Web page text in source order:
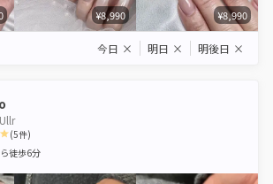
¥8,990 ¥8,990
今日 × 明日 × 明後日 ×
(5件)
徒歩6分